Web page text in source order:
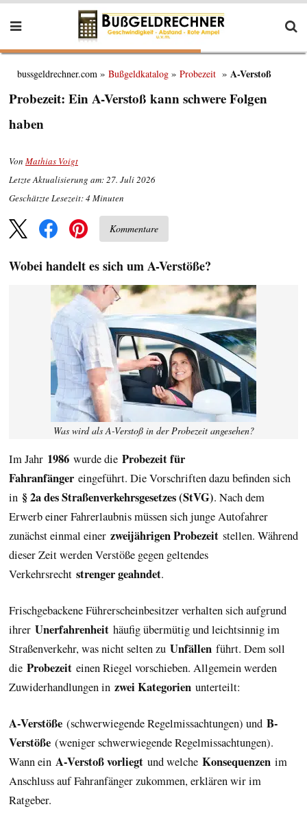
bussgeldrechner.com Bußgeldkatalog Probezeit A-Verstoß
Probezeit: Ein A-Verstoß kann schwere Folgen
haben
Von Mathias Voigt
Letzte Aktualisierung am: 27. Juli 2026
Geschätzte Lesezeit:4 Minuten
Kommentare
Wobei handelt es sich um A-Verstöße?
Was wird als A-Verstoß in der Probezeit angesehen?
Im Jahr 1986 wurde die Probezeit für
Fahranfänger eingeführt. Die Vorschriften dazu befinden sich
in § 2a des Straßenverkehrs­gesetzes (StVG). Nach dem
Erwerb einer Fahrerlaubnis müssen sich junge Autofahrer
zunächst einmal einer zweijährigen Probezeit stellen. Während
dieser Zeit werden Verstöße gegen geltendes
Verkehrsrecht strenger geahndet.
Frischgebackene Führerscheinbesitzer verhalten sich aufgrund
ihrer Unerfahrenheit häufig übermütig und leichtsinnig im
Straßenverkehr, was nicht selten zu Unfällen führt. Dem soll
die Probezeit einen Riegel vorschieben. Allgemein werden
Zuwiderhandlungen in zwei Kategorien unterteilt:
A-Verstöße (schwerwiegende Regelmissachtungen) und B-
Verstöße (weniger schwerwiegende Regelmissachtungen).
Wann ein A-Verstoß vorliegt und welche Konsequenzen im
Anschluss auf Fahranfänger zukommen, erklären wir im
Ratgeber.